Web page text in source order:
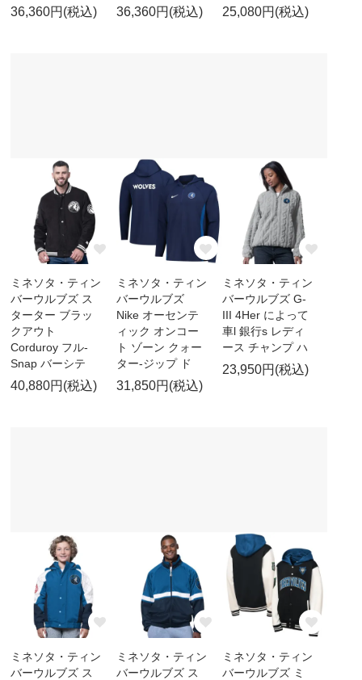
36,360円(税込) 36,360円(税込) 25,080円(税込)
ミネソタ・ティン
バーウルブズ ス
ターター ブラッ
クアウト
Corduroy フル-
Snap バーシテ
40,880円(税込)
ミネソタ・ティン
バーウルブズ
Nike オーセンテ
ィック オンコー
ト ゾーン クォー
ター-ジップ ド
31,850円(税込)
ミネソタ・ティン
バーウルブズ G-
III 4Her によって
車l 銀行s レディ
ース チャンプ ハ
23,950円(税込)
ミネソタ・ティン
バーウルブズ ス
ミネソタ・ティン
バーウルブズ ス
ミネソタ・ティン
バーウルブズ ミ